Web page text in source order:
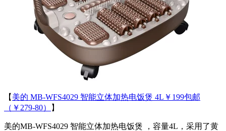
【 美的 MB-WFS4029 智能立体加热电饭煲 4L￥199包邮
（￥279-80）
】
美的MB-WFS4029 智能立体加热电饭煲 ，容量4L，采用了黄